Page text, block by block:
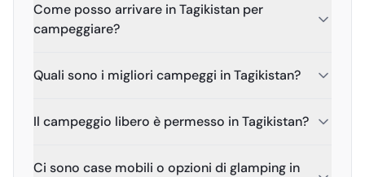
Come posso arrivare in Tagikistan per
campeggiare?
Quali sono i migliori campeggi in Tagikistan?
Il campeggio libero è permesso in Tagikistan?
Ci sono case mobili o opzioni di glamping in